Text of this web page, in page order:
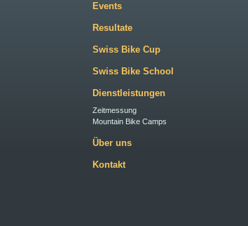
Events
Resultate
Swiss Bike Cup
Swiss Bike School
Dienstleistungen
Zeitmessung
Mountain Bike Camps
Über uns
Kontakt